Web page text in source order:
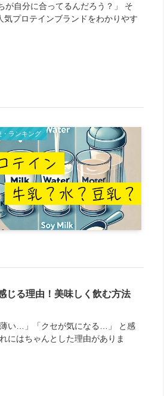
が自分に合ってるんだろう？」 そ
プロテインブランドをわかりやす
・ランキング
じる理由！美味しく飲む方法
い…」「クセが気になる…」 と感
にはちゃんとした理由がありま